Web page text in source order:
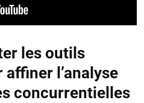
les outils
l’analyse
concurrentielles